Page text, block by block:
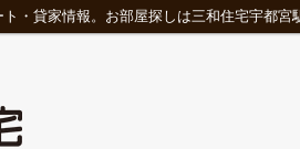
・貸家情報。お部屋探しは三和住宅宇都宮